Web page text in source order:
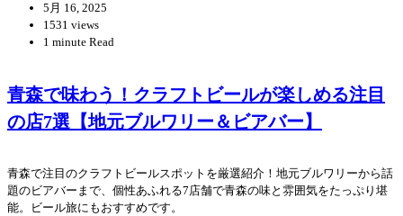
5月 16, 2025
1531 views
1 minute Read
青森で味わう！クラフトビールが楽しめる注目
の店7選【地元ブルワリー＆ビアバー】
青森で注目のクラフトビールスポットを厳選紹介！地元ブルワリーから話
題のビアバーまで、個性あふれる7店舗で青森の味と雰囲気をたっぷり堪
能。ビール旅にもおすすめです。